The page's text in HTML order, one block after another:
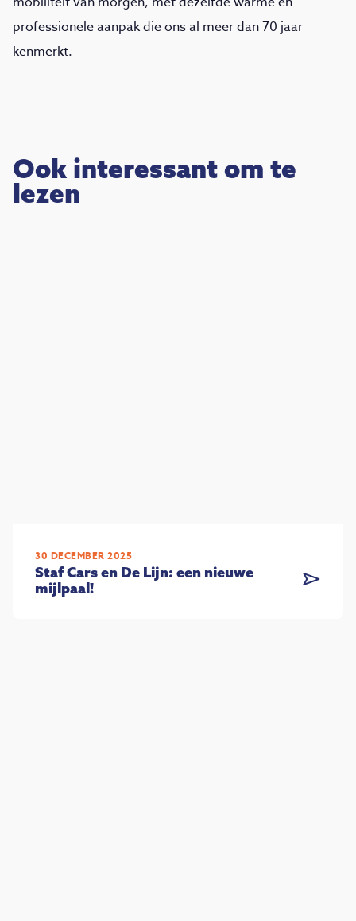
professionele aanpak die ons al meer dan 70 jaar
kenmerkt.
Ook interessant om te
lezen
30 DECEMBER 2025
Staf Cars en De Lijn: een nieuwe
mijlpaal!